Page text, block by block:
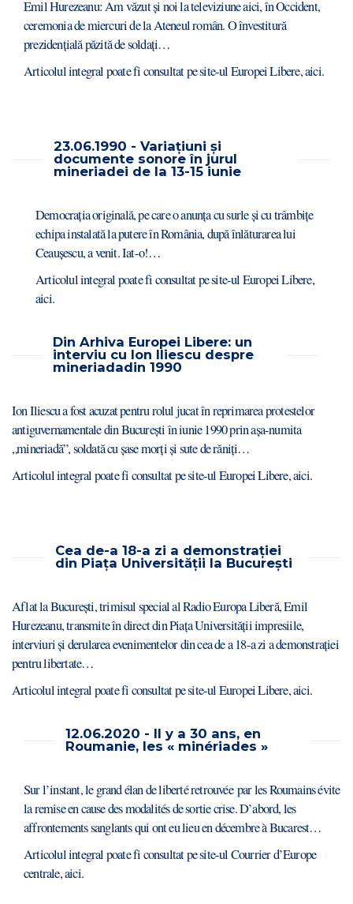
Emil Hurezeanu: Am văzut și noi la televiziune aici, în Occident,
ceremonia de miercuri de la Ateneul român. O învestitură
prezidențială păzită de soldați…
Articolul integral poate fi consultat pe site-ul Europei Libere,aici.
23.06.1990 - Variațiuni și
documente sonore în jurul
mineriadei de la 13-15 iunie
Democraţia originală, pe care o anunţa cu surle şi cu trâmbiţe
echipa instalată la putere în România, după înlăturarea lui
Ceauşescu, a venit. Iat-o!…
Articolul integral poate fi consultat pe site-ul Europei Libere,
aici.
Din Arhiva Europei Libere: un
interviu cu Ion Iliescu despre
mineriadadin 1990
Ion Iliescu a fost acuzat pentru rolul jucat în reprimarea protestelor
antiguvernamentale din București în iunie 1990 prin așa-numita
„mineriadă”, soldată cu șase morți și sute de răniți…
Articolul integral poate fi consultat pe site-ul Europei Libere,aici.
Cea de-a 18-a zi a demonstrației
din Piața Universității la București
Aflat la București, trimisul special al Radio Europa Liberă, Emil
Hurezeanu, transmite în direct din Piața Universității impresiile,
interviuri și derularea evenimentelor din cea de a 18-a zi a demonstrației
pentru libertate…
Articolul integral poate fi consultat pe site-ul Europei Libere,aici.
12.06.2020 - Il y a 30 ans, en
Roumanie, les « minériades »
Sur l’instant, le grand élan de liberté retrouvéepar les Roumains évite
la remise en cause des modalités de sortie crise. D’abord, les
affrontements sanglants qui ont eu lieu en décembre à Bucarest…
Articolul integral poate fi consultat pe site-ul Courrier d’Europe
centrale,aici.